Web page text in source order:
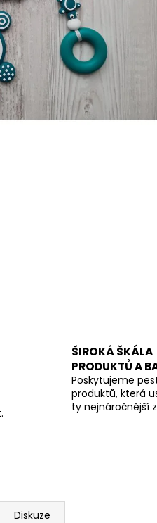
ŠIROKÁ ŠKÁLA
PRODUKTŮ A
Poskytujeme
produktů, která
ty nejnáročnější
Diskuze